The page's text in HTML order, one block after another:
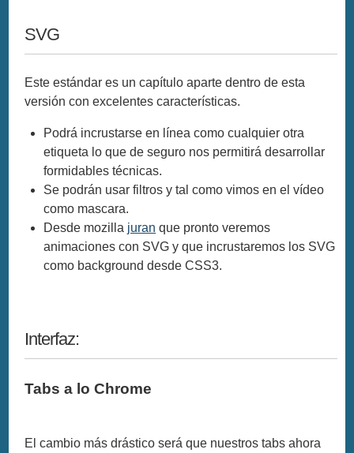
SVG
Este estándar es un capítulo aparte dentro de esta
versión con excelentes características.
Podrá incrustarse en línea como cualquier otra
etiqueta lo que de seguro nos permitirá desarrollar
formidables técnicas.
Se podrán usar filtros y tal como vimos en el vídeo
como mascara.
Desde mozilla juran que pronto veremos
animaciones con SVG y que incrustaremos los SVG
como background desde CSS3.
Interfaz:
Tabs a lo Chrome
El cambio más drástico será que nuestros tabs ahora